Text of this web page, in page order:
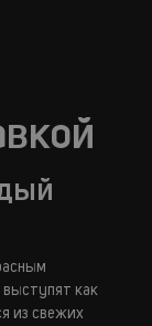
выступят как
из свежих